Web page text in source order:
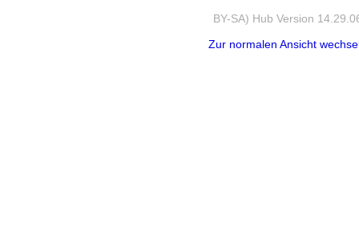
BY-SA) Hub Version
Zur normalen Ansicht